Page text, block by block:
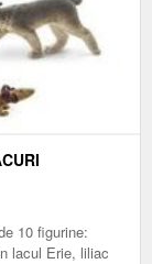
10 figurine:
lacul Erie, liliac